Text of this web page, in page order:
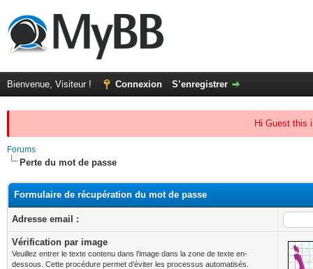
Bienvenue, Visiteur ! Connexion S’enregistrer
Hi Guest this
Forums
Perte du mot de passe
Formulaire de récupération du mot de passe
Adresse email :
Vérification par image
Veuillez entrer le texte contenu dans l’image dans la zone de texte en-
dessous. Cette procédure permet d’éviter les processus automatisés.